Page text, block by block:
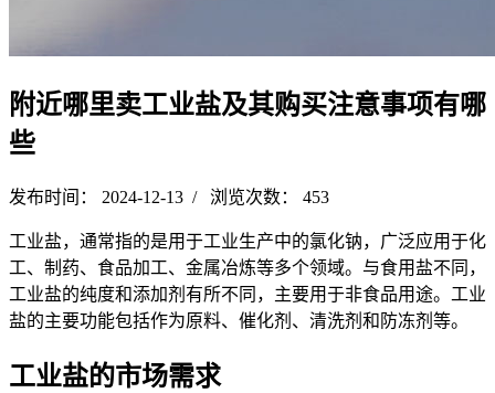
附近哪里卖工业盐及其购买注意事项有哪
些
发布时间： 2024-12-13 / 浏览次数： 453
工业盐，通常指的是用于工业生产中的氯化钠，广泛应用于化
工、制药、食品加工、金属冶炼等多个领域。与食用盐不同，
工业盐的纯度和添加剂有所不同，主要用于非食品用途。工业
盐的主要功能包括作为原料、催化剂、清洗剂和防冻剂等。
工业盐的市场需求